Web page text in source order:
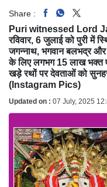
Share :
Puri witnessed Lord
रविवार, 6 जुलाई को पुरी में
जगन्नाथ, भगवान बलभद्र
के लिए लगभग 15 लाख भक्त
खड़े रथों पर देवताओं को
(Instagram Pics)
Updated on : 07 July, 2025